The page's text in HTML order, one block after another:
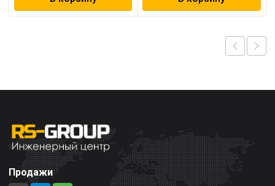
Продажи